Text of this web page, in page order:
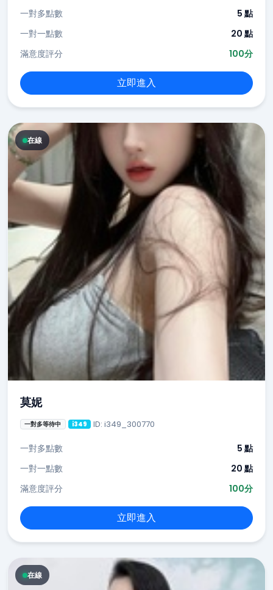
一對多點數
5 點
一對一點數
20 點
滿意度評分
100分
立即進入
在線
莫妮
一對多等待中 i349 ID: i349_300770
一對多點數
5 點
一對一點數
20 點
滿意度評分
100分
立即進入
在線